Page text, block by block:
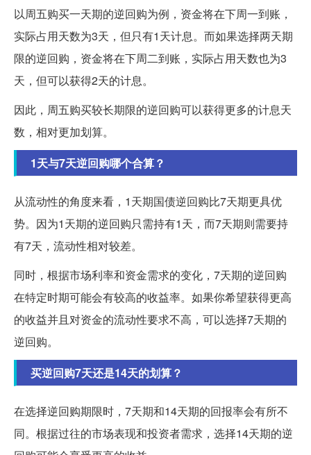
以周五购买一天期的逆回购为例，资金将在下周一到账，
实际占用天数为3天，但只有1天计息。而如果选择两天期
限的逆回购，资金将在下周二到账，实际占用天数也为3
天，但可以获得2天的计息。
因此，周五购买较长期限的逆回购可以获得更多的计息天
数，相对更加划算。
1天与7天逆回购哪个合算？
从流动性的角度来看，1天期国债逆回购比7天期更具优
势。因为1天期的逆回购只需持有1天，而7天期则需要持
有7天，流动性相对较差。
同时，根据市场利率和资金需求的变化，7天期的逆回购
在特定时期可能会有较高的收益率。如果你希望获得更高
的收益并且对资金的流动性要求不高，可以选择7天期的
逆回购。
买逆回购7天还是14天的划算？
在选择逆回购期限时，7天期和14天期的回报率会有所不
同。根据过往的市场表现和投资者需求，选择14天期的逆